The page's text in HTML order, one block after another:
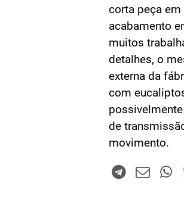
corta peça em
acabamento
muitos
detalhes, o
externa da
com
de
movimento.